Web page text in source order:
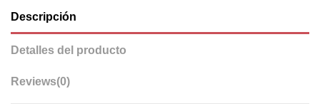
Descripción
Detalles del producto
Reviews(0)